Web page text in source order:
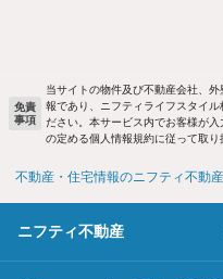
免責
事項
当サイトの物件及び不動産会社、
報であり、ニフティライフスタイ
ださい。本サービス内でお客様が
の定める個人情報規約に従って取り
不動産・住宅情報のニフティ不動産
ニフティ不動産